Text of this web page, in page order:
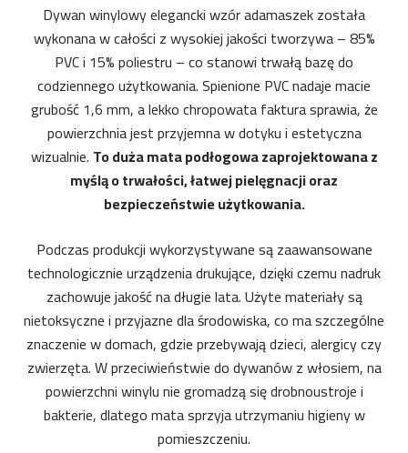
Dywan winylowy elegancki wzór adamaszek została
wykonana w całości z wysokiej jakości tworzywa – 85%
PVC i 15% poliestru – co stanowi trwałą bazę do
codziennego użytkowania. Spienione PVC nadaje macie
grubość 1,6 mm, a lekko chropowata faktura sprawia, że
powierzchnia jest przyjemna w dotyku i estetyczna
wizualnie. To duża mata podłogowa zaprojektowana z
myślą o trwałości, łatwej pielęgnacji oraz
bezpieczeństwie użytkowania.
Podczas produkcji wykorzystywane są zaawansowane
technologicznie urządzenia drukujące, dzięki czemu nadruk
zachowuje jakość na długie lata. Użyte materiały są
nietoksyczne i przyjazne dla środowiska, co ma szczególne
znaczenie w domach, gdzie przebywają dzieci, alergicy czy
zwierzęta. W przeciwieństwie do dywanów z włosiem, na
powierzchni winylu nie gromadzą się drobnoustroje i
bakterie, dlatego mata sprzyja utrzymaniu higieny w
pomieszczeniu.